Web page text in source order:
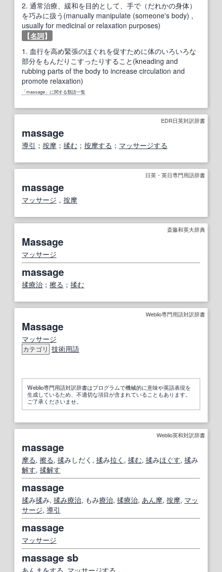
2. 通常治療、緩和を目的として、手で（だれかの身体）
を巧みに扱う(manually manipulate (someone's body) ,
usually for medicinal or relaxation purposes)
【名詞】
1. 血行を高め緊張のほぐれを促すために体のいろいろな
部分をもんだりこすったりすること(kneading and
rubbing parts of the body to increase circulation and
promote relaxation)
「massage」に関する類語一覧
EDR日英対訳辞書
massage
導引 ； 按摩 ； 揉む ； 按摩する ； マッサージする
日英・英日専門用語辞書
massage
マッサージ ， 按摩
斎藤和英大辞典
Massage
マッサージ
massage
揉療治 ； 擦る ； 揉む
Weblio専門用語対訳辞書
Massage
マッサージ
カテゴリ 技術用語
Weblio専門用語対訳辞書はプログラムで機械的に意味や英語表現を
生成しているため、不適切な項目が含まれていることもあります。
ご了承くださいませ。
Weblio英和対訳辞書
massage
摩る, 擦る, 揉みしだく, 揉み拉く , 揉む, 揉みほぐす, 揉み
解す, 揉解す
massage
揉み揉み, 揉み療治, もみ療治, 揉療治, あん摩, 按摩, マッ
サージ, 導引
massage
マッサージ
massage sb
あんま をする, マッサージする